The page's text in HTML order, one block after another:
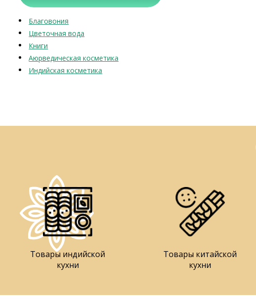
Благовония
Цветочная вода
Книги
Аюрведическая косметика
Индийская косметика
Товары индийской
кухни
Товары китайской
кухни